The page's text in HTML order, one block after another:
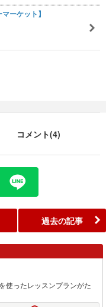
ーケット】
コメント(4)
過去の記事
使ったレッスンプランがた